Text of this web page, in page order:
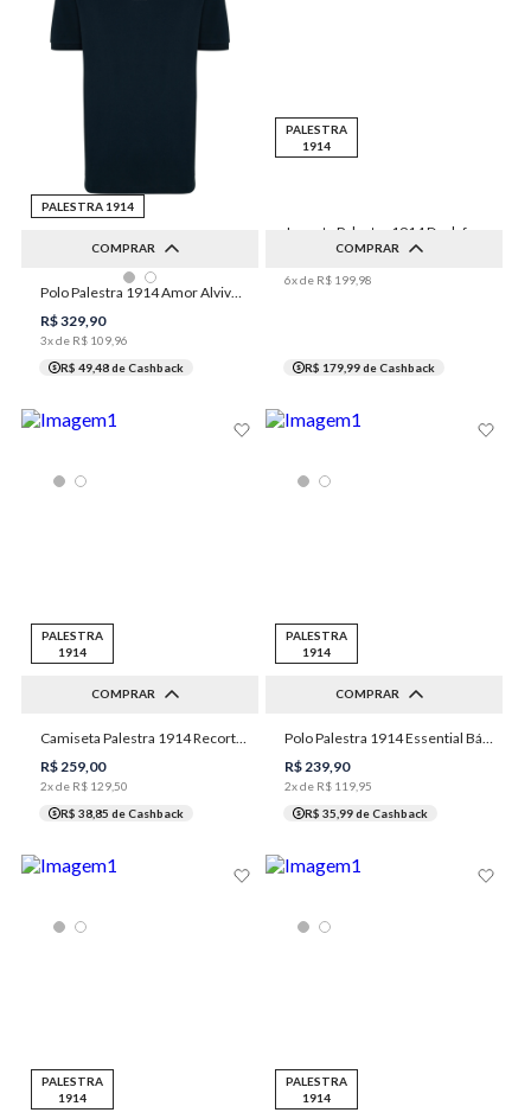
PALESTRA 1914
COMPRAR
P M G GG XGG
Polo Palestra 1914 Amor Alviverde Masculina Individual
R$329,90
3x de R$ 109 96
R$ 49,48de Cashback
PALESTRA
1914
COMPRAR
6x de R$ 199 98
R$ 179,99de Cashback
PALESTRA
1914
COMPRAR
P M G GG XGG
Camiseta Palestra 1914 Recortes Laterais Masculina Individual
R$259,00
2x de R$ 129 50
R$ 38,85 de Cashback
PALESTRA
1914
COMPRAR
M GG XGG G
Polo Palestra 1914 Essential Básica Masculina Individual
R$239,90
2x de R$ 119 95
R$ 35,99de Cashback
PALESTRA
1914
PALESTRA
1914